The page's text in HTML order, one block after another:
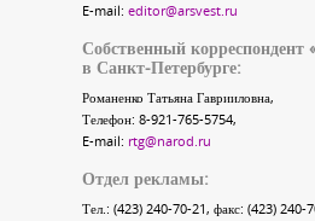
E-mail: editor@arsvest.ru
Собственный корреспондент
в Санкт-Петербурге:
Романенко Татьяна Гаврииловна,
Телефон: 8-921-765-5754,
E-mail: rtg@narod.ru
Отдел рекламы:
Тел.: (423) 240-70-21, факс: (423) 240-